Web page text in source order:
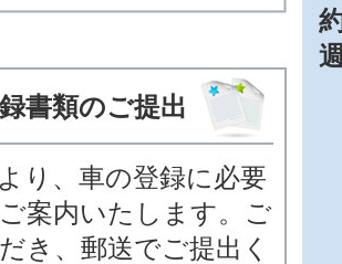
書類のご提出
り、車の登録に必要
案内いたします。ご
き、郵送でご提出く